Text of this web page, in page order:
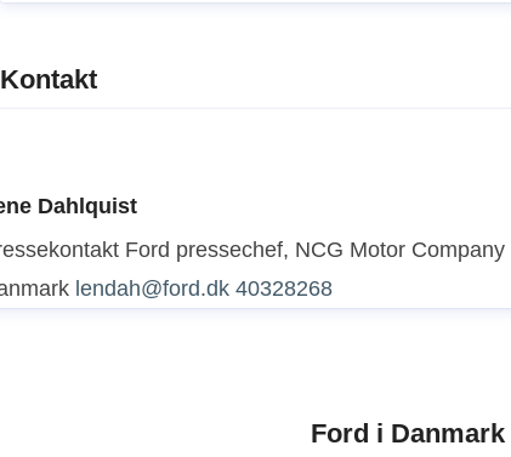
Kontakt
Dahlquist
Ford pressechef, NCG Motor Company
lendah@ford.dk 40328268
Ford i Danmark